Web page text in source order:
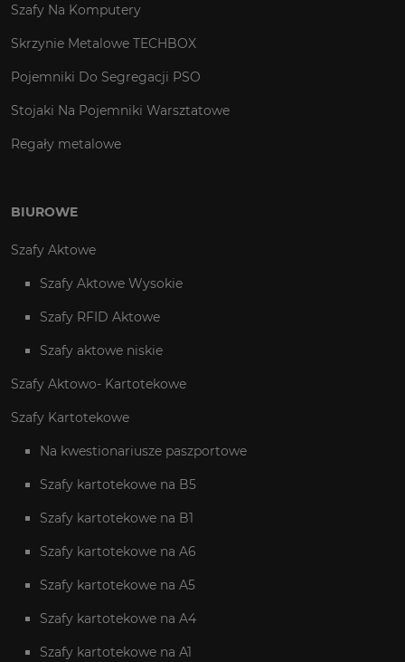
Szafy Na Komputery
Skrzynie Metalowe TECHBOX
Pojemniki Do Segregacji PSO
Stojaki Na Pojemniki Warsztatowe
Regały metalowe
BIUROWE
Szafy Aktowe
Szafy Aktowe Wysokie
Szafy RFID Aktowe
Szafy aktowe niskie
Szafy Aktowo- Kartotekowe
Szafy Kartotekowe
Na kwestionariusze paszportowe
Szafy kartotekowe na B5
Szafy kartotekowe na B1
Szafy kartotekowe na A6
Szafy kartotekowe na A5
Szafy kartotekowe na A4
Szafy kartotekowe na A1